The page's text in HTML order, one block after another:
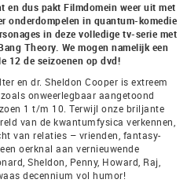
en dus pakt Filmdomein weer uit met
onderdompelen in quantum-komedie
in deze volledige tv-serie met
Theory. We mogen namelijk een
12 de seizoenen op dvd!
en dr. Sheldon Cooper is extreem
onweerlegbaar aangetoond
1 t/m 10. Terwijl onze briljante
van de kwantumfysica verkennen,
van relaties – vrienden, fantasy-
oerknal aan vernieuwende
Sheldon, Penny, Howard, Raj,
decennium vol humor!